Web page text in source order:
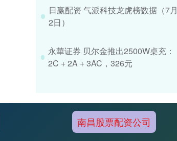
日赢配资 气派科技龙虎榜数据（7月
2日）
永華证券 贝尔金推出2500W桌充：
2C + 2A + 3AC，326元
南昌股票配资公司